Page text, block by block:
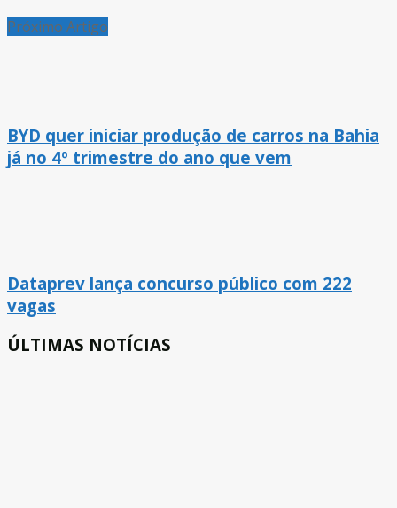
Próximo Artigo
BYD quer iniciar produção de carros na Bahia
já no 4º trimestre do ano que vem
Dataprev lança concurso público com 222
vagas
ÚLTIMAS NOTÍCIAS